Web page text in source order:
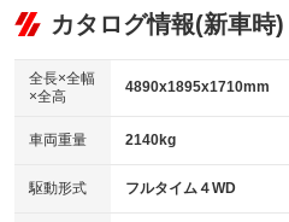
リフトアップ
：装備なし
：装備なし
パワーウィンドウ
アイドリングストップ
：装備あり
USB入力端子
：装備あり
ビジュアル：-／DVD再生
：装備あり
：装備あり
革シート
キーレス
HID(キセノンライト)
：装備なし
カタログ情報(新車時)
全長×全幅
×全高
4890x1895x1710mm
車両重量 2140kg
駆動形式 フルタイム４WD